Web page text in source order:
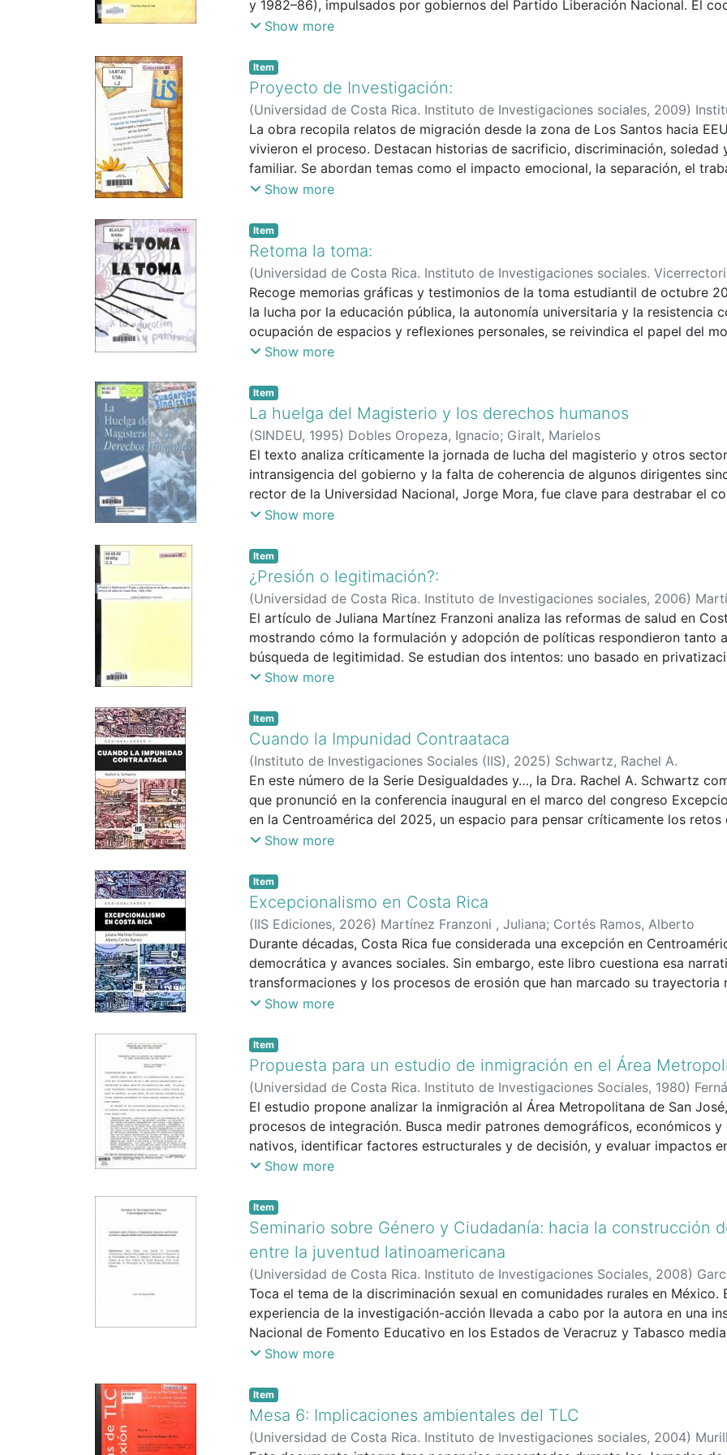
académico.
se estudia el pequeño productor en los asentamientos del PRAT y se
algo más" producto del estudio.
y 1982–86), impulsados por gobiernos del Partido Liberación Nacional. El
desde el Estado como herramienta de democratización económica, aunque
crédito, servicios múltiples y agricultura, concentradas en San José, Alajuela
subraya la necesidad de consolidar el movimiento para evitar su
Show more
Item
Proyecto de Investigación:
(Universidad de Costa Rica. Instituto de Investigaciones sociales, 2009)
Sociales (UCR)
La obra recopila relatos de migración desde la zona de Los Santos hacia
vivieron el proceso. Destacan historias de sacrificio, discriminación, soledad
familiar. Se abordan temas como el impacto emocional, la separación, el
mantener los vínculos afectivos. El libro rinde homenaje a los migrantes y
Show more
Item
Retoma la toma:
(Universidad de Costa Rica. Instituto de Investigaciones sociales.
Villena Fiengo, Sergio Edgar;Jara Zúñiga, Sthefanny ;Trejos Dover, Rodolfo ;
Katherine;Wing Ching Díaz, Carlos; Zagt Hernández, Pablo; Sánchez, Naomi;
Villegas Zúñiga , Marialina;Álvarez, Melissa;Rosmarinus, Elena;Arce Solano,
Recoge memorias gráficas y testimonios de la toma estudiantil de octubre
la lucha por la educación pública, la autonomía universitaria y la resistencia
ocupación de espacios y reflexiones personales, se reivindica el papel del
defensa de derechos y la construcción de memoria social.
Show more
Item
La huelga del Magisterio y los derechos humanos
(SINDEU, 1995) Dobles Oropeza, Ignacio; Giralt, Marielos
El texto analiza críticamente la jornada de lucha del magisterio y otros
intransigencia del gobierno y la falta de coherencia de algunos dirigentes
rector de la Universidad Nacional, Jorge Mora, fue clave para destrabar el
no difería sustancialmente de la rechazada anteriormente por las bases
consecuencias mínimas para los responsables. A pesar de ello, se valora la
que logró movilizaciones históricas y mantener sus demandas con dignidad.
aunque se logró sentar al gobierno a negociar y se incluyó el tema de
resolvieron los problemas sustanciales. La huelga se depuso sin avances
golpeadas y al movimiento social debilitado. Se cuestiona la rapidez con la
antes de un paro nacional que podría haber fortalecido la presión.
hubo logros simbólicos, el resultado fue insuficiente frente a la magnitud del
Show more
Item
¿Presión o legitimación?:
(Universidad de Costa Rica. Instituto de Investigaciones sociales, 2006)
El artículo de Juliana Martínez Franzoni analiza las reformas de salud en
mostrando cómo la formulación y adopción de políticas respondieron tanto
búsqueda de legitimidad. Se estudian dos intentos: uno basado en
en competencia regulada dentro del sector público. El texto concluye que
reformas; también pesaron las agendas internacionales disponibles y su
Así, las políticas resultaron de una combinación de intereses, ideas y
domésticamente.
Show more
Item
Cuando la Impunidad Contraataca
(Instituto de Investigaciones Sociales (IIS), 2025) Schwartz, Rachel A.
En este número de la Serie Desigualdades y…, la Dra. Rachel A. Schwartz
que pronunció en la conferencia inaugural en el marco del congreso
en la Centroamérica del 2025, un espacio para pensar críticamente los retos
región.
Show more
Item
Excepcionalismo en Costa Rica
(IIS Ediciones, 2026) Martínez Franzoni , Juliana; Cortés Ramos, Alberto
Durante décadas, Costa Rica fue considerada una excepción en
democrática y avances sociales. Sin embargo, este libro cuestiona esa
transformaciones y los procesos de erosión que han marcado su trayectoria
crítico, las autorías exploran los fundamentos históricos del excepcionalismo
Una obra que invita a repensar el pasado, comprender el presente y debatir
transformación.
Show more
Item
Propuesta para un estudio de inmigración en el Área
(Universidad de Costa Rica. Instituto de Investigaciones Sociales, 1980)
El estudio propone analizar la inmigración al Área Metropolitana de San
procesos de integración. Busca medir patrones demográficos, económicos
nativos, identificar factores estructurales y de decisión, y evaluar impactos
encuestas y estudios de caso.
Show more
Item
Seminario sobre Género y Ciudadanía: hacia la construcción
entre la juventud latinoamericana
(Universidad de Costa Rica. Instituto de Investigaciones Sociales, 2008)
Toca el tema de la discriminación sexual en comunidades rurales en México.
experiencia de la investigación-acción llevada a cabo por la autora en una
Nacional de Fomento Educativo en los Estados de Veracruz y Tabasco
de Género desde el Ejercicio de mi ciudadanía", promovió con buenos
jóvenes participantes. Este documento se presenta en el marco del
organizado por el IIS en 2008.
Show more
Item
Mesa 6: Implicaciones ambientales del TLC
(Universidad de Costa Rica. Instituto de Investigaciones sociales, 2004)